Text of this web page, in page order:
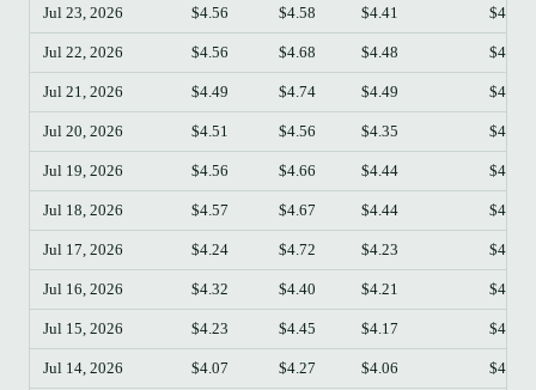
Jul 23, 2026 $4.56 $4.58 $4.41 $4.42
Jul 22, 2026 $4.56 $4.68 $4.48 $4.56
Jul 21, 2026 $4.49 $4.74 $4.49 $4.54
Jul 20, 2026 $4.51 $4.56 $4.35 $4.51
Jul 19, 2026 $4.56 $4.66 $4.44 $4.51
Jul 18, 2026 $4.57 $4.67 $4.44 $4.56
Jul 17, 2026 $4.24 $4.72 $4.23 $4.57
Jul 16, 2026 $4.32 $4.40 $4.21 $4.24
Jul 15, 2026 $4.23 $4.45 $4.17 $4.32
Jul 14, 2026 $4.07 $4.27 $4.06 $4.23